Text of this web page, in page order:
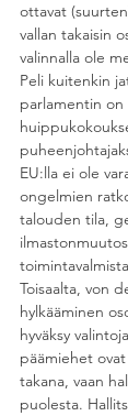
ottavat
vallan takaisin
valinnalla ole
Peli kuitenkin
parlamentin on
EU:lla ei ole
ongelmien
talouden tila,
Toisaalta, von
hylkääminen
hyväksy
päämiehet
takana, vaan
puolesta.